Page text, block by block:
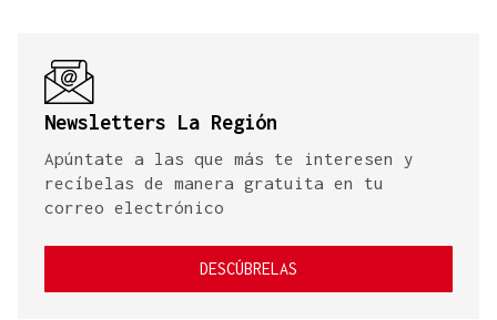
Newsletters La Región
Apúntate a las que más te interesen y
recíbelas de manera gratuita en tu
correo electrónico
DESCÚBRELAS